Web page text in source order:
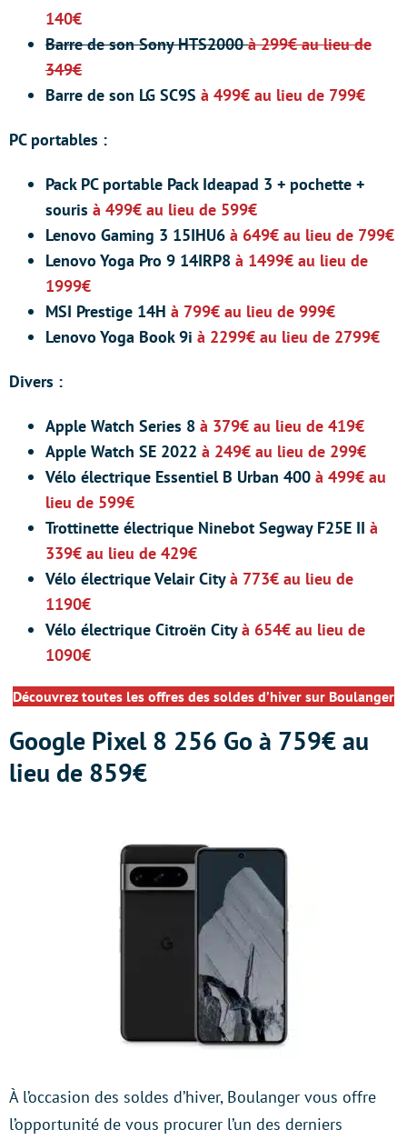
140€
Barre de son Sony HTS2000à 299€ au lieu de
349€
Barre de son LG SC9S à 499€ au lieu de 799€
PC portables :
Pack PC portable Pack Ideapad 3 + pochette +
souris à 499€ au lieu de 599€
Lenovo Gaming 3 15IHU6 à 649€ au lieu de 799€
Lenovo Yoga Pro 9 14IRP8 à 1499€ au lieu de
1999€
MSI Prestige 14H à 799€ au lieu de 999€
Lenovo Yoga Book 9i à 2299€ au lieu de 2799€
Divers :
Apple Watch Series 8 à 379€ au lieu de 419€
Apple Watch SE 2022 à 249€ au lieu de 299€
Vélo électrique Essentiel B Urban 400 à 499€ au
lieu de 599€
Trottinette électrique Ninebot Segway F25E II à
339€ au lieu de 429€
Vélo électrique Velair Cityà 773€ au lieu de
1190€
Vélo électrique Citroën Cityà 654€ au lieu de
1090€
Découvrez toutes les offres des soldes d’hiver sur Boulanger
Google Pixel 8 256 Go à 759€ au
lieu de 859€
À l’occasion des soldes d’hiver, Boulanger vous offre
l’opportunité de vous procurer l’un des derniers